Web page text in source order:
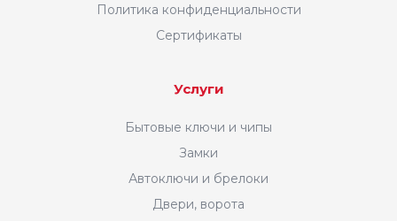
Политика конфиденциальности
Сертификаты
Услуги
Бытовые ключи и чипы
Замки
Автоключи и брелоки
Двери, ворота